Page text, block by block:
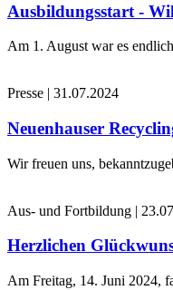
Ausbildungsstart -
Am 1. August war es
Presse | 31.07.2024
Neuenhauser
Wir freuen uns,
Aus- und Fortbildung |
Herzlichen
Am Freitag, 14. Juni 2024,